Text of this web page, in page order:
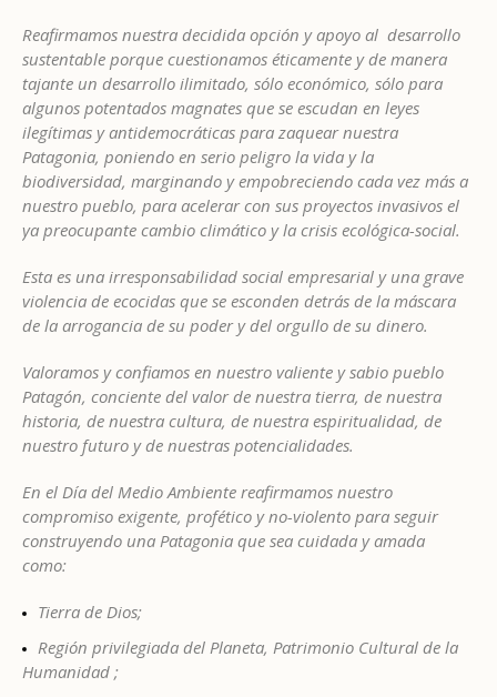
Reafirmamos nuestra decidida opción y apoyo al desarrollo
sustentable porque cuestionamos éticamente y de manera
tajante un desarrollo ilimitado, sólo económico, sólo para
algunos potentados magnates que se escudan en leyes
ilegítimas y antidemocráticas para zaquear nuestra
Patagonia, poniendo en serio peligro la vida y la
biodiversidad, marginando y empobreciendo cada vez más a
nuestro pueblo, para acelerar con sus proyectos invasivos el
ya preocupante cambio climático y la crisis ecológica-social.
Esta es una irresponsabilidad social empresarial y una grave
violencia de ecocidas que se esconden detrás de la máscara
de la arrogancia de su poder y del orgullo de su dinero.
Valoramos y confiamos en nuestro valiente y sabio pueblo
Patagón, conciente del valor de nuestra tierra, de nuestra
historia, de nuestra cultura, de nuestra espiritualidad, de
nuestro futuro y de nuestras potencialidades.
En el Día del Medio Ambiente reafirmamos nuestro
compromiso exigente, profético y no-violento para seguir
construyendo una Patagonia que sea cuidada y amada
como:
Tierra de Dios;
Región privilegiada del Planeta, Patrimonio Cultural de la
Humanidad ;